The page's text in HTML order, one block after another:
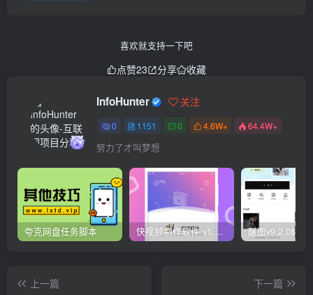
喜欢就支持一下吧
点赞23 分享 收藏
InfoHunter 关注
0 1151 0 4.6W+ 64.4W+
努力了才叫梦想
夸克网盘任务脚本 快视频制作软件 v1.1.1安卓版
上一篇
下一篇